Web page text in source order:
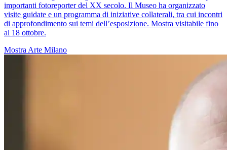
importanti fotoreporter del XX secolo. Il Museo ha organizzato
visite guidate e un programma di iniziative collaterali, tra cui incontri
di approfondimento sui temi dell’esposizione. Mostra visitabile fino
al 18 ottobre.
Mostra Arte Milano